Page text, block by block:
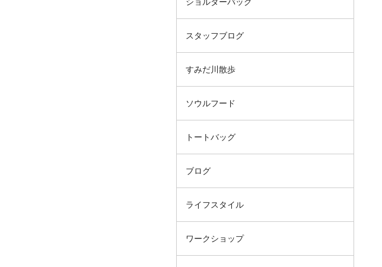
スタッフブログ
すみだ川散歩
ソウルフード
トートバッグ
ブログ
ライフスタイル
ワークショップ